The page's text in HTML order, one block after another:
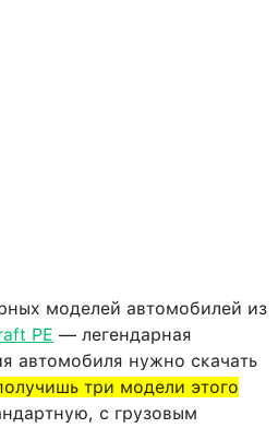
моделей автомобилей из
PE — легендарная
автомобиля нужно скачать
три модели этого
с грузовым